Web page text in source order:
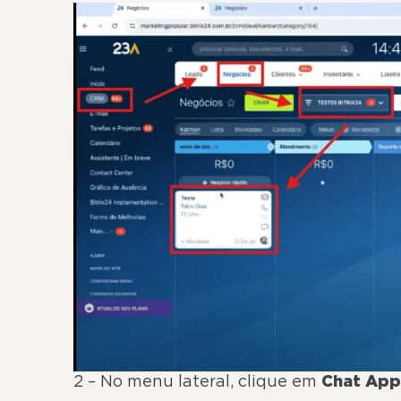
2 – No menu lateral, clique em Chat App